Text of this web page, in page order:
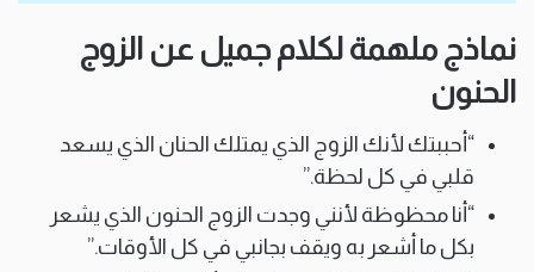
نماذج ملهمة لكلام جميل عن الزوج
الحنون
“أحببتك لأنك الزوج الذي يمتلك الحنان الذي يسعد
قلبي في كل لحظة.”
“أنا محظوظة لأنني وجدت الزوج الحنون الذي يشعر
بكل ما أشعر به ويقف بجانبي في كل الأوقات.”